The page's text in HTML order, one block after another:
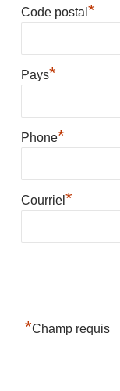
Code postal *
Pays*
Phone*
Courriel *
*Champ requis